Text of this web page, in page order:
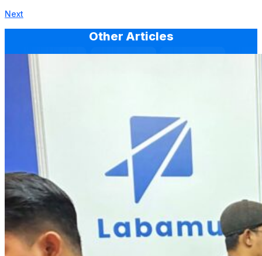
Next
Other Articles